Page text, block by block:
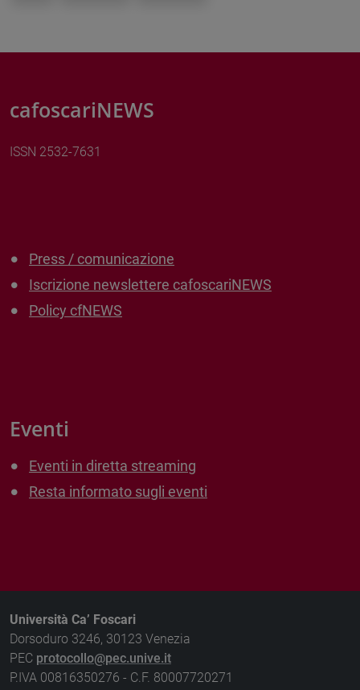
cafoscariNEWS
ISSN 2532-7631
Press / comunicazione
Iscrizione newslettere cafoscariNEWS
Policy cfNEWS
Eventi
Eventi in diretta streaming
Resta informato sugli eventi
Università Ca’ Foscari
Dorsoduro 3246, 30123 Venezia
PEC protocollo@pec.unive.it
P.IVA 00816350276 - C.F. 80007720271